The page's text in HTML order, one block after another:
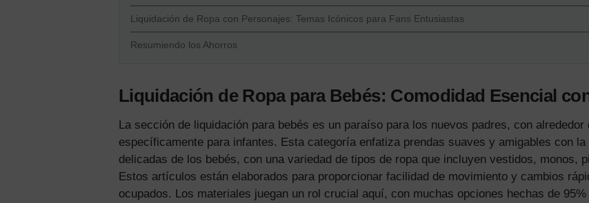
Liquidación de Ropa con Personajes: Temas Icónicos para Fans Entusiastas
Resumiendo los Ahorros
Liquidación de Ropa para Bebés: Comodidad Esencial
La sección de liquidación para bebés es un paraíso para los nuevos padres, con alrededor
específicamente para infantes. Esta categoría enfatiza prendas suaves y amigables con
delicadas de los bebés, con una variedad de tipos de ropa que incluyen vestidos, monos,
Estos artículos están elaborados para proporcionar facilidad de movimiento y cambios
ocupados. Los materiales juegan un rol crucial aquí, con muchas opciones hechas de